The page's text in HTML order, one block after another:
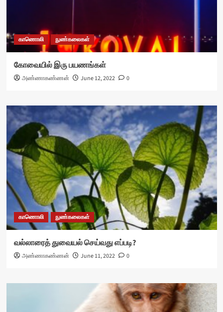
காணொலி நுண்கலைகள்
கோவையில் இரு பயணங்கள்
அண்ணாகண்ணன் June 12, 2022 0
காணொலி நுண்கலைகள்
வல்லாரைத் துவையல் செய்வது எப்படி?
அண்ணாகண்ணன் June 11, 2022 0